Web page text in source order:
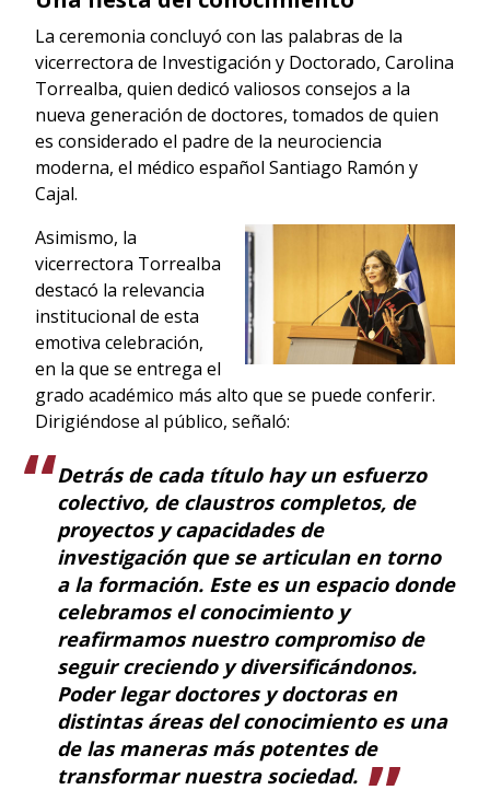
La ceremonia concluyó con las palabras de la
vicerrectora de Investigación y Doctorado, Carolina
Torrealba, quien dedicó valiosos consejos a la
nueva generación de doctores, tomados de quien
es considerado el padre de la neurociencia
moderna, el médico español Santiago Ramón y
Cajal.
Asimismo, la
vicerrectora Torrealba
destacó la relevancia
institucional de esta
emotiva celebración,
en la que se entrega el
grado académico más alto que se puede conferir.
Dirigiéndose al público, señaló:
Detrás de cada título hay un esfuerzo
colectivo, de claustros completos, de
proyectos y capacidades de
investigación que se articulan en torno
a la formación. Este es un espacio donde
celebramos el conocimiento y
reafirmamos nuestro compromiso de
seguir creciendo y diversificándonos.
Poder legar doctores y doctoras en
distintas áreas del conocimiento es una
de las maneras más potentes de
transformar nuestra sociedad.